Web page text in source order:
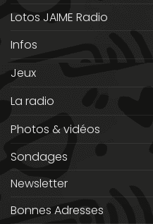
Lotos JAIME Radio
Infos
Jeux
La radio
Photos & vidéos
Sondages
Newsletter
Bonnes Adresses